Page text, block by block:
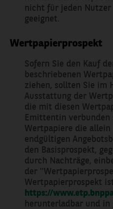
nicht für jeden
geeignet.
Wertpapierprospekt
Sofern Sie den Kauf
beschriebenen
ziehen, sollten Sie im
Ausstattung der
die mit diesen
Emittentin
Wertpapiere die
endgültigen
den Basisprospekt,
durch Nachträge,
der
Wertpapierprospekt
https://
herunterladbar und